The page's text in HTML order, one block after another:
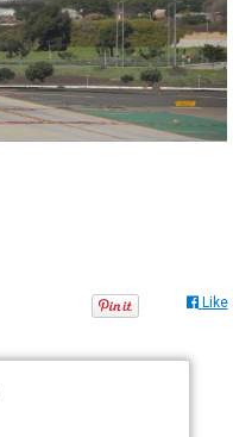
Like